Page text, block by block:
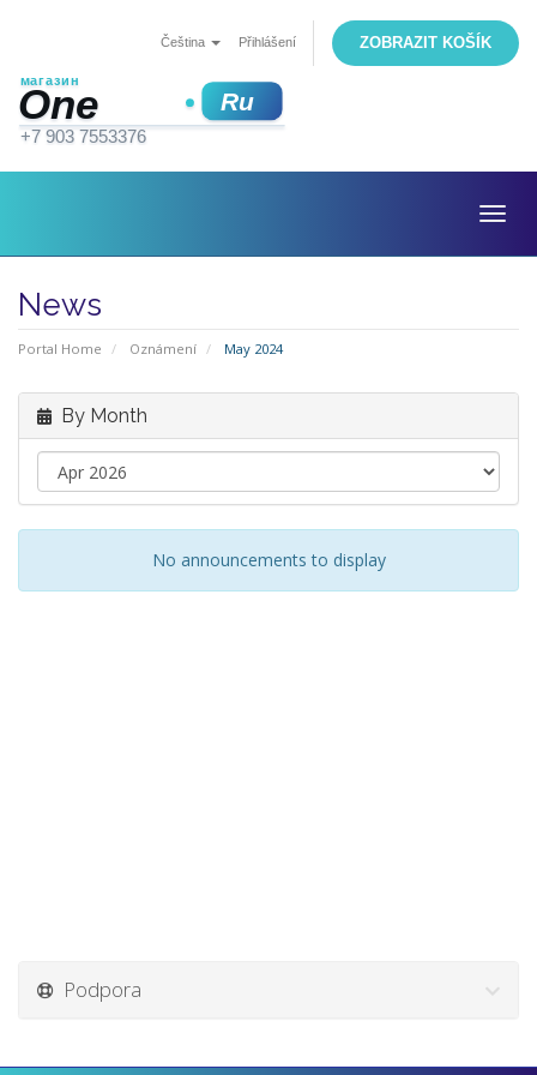
Čeština Přihlášení ZOBRAZIT KOŠÍK
News
Portal Home Oznámení May 2024
By Month
No announcements to display
Podpora